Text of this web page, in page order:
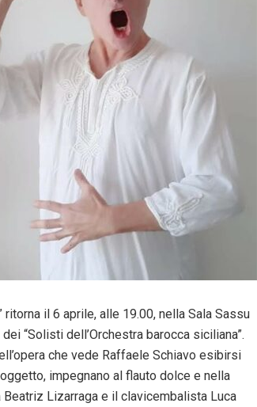
il 6 aprile, alle 19.00, nella Sala Sassu
“Solisti dell’Orchestra barocca siciliana”.
che vede Raffaele Schiavo esibirsi
impegnano al flauto dolce e nella
Lizarraga e il clavicembalista Luca